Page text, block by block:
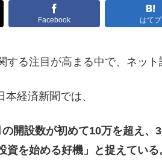
Facebook はてブ
する注目が高まる中で、ネッ
経済新聞では、
開設数が初めて10万を超え
資を始める好機」と捉えている